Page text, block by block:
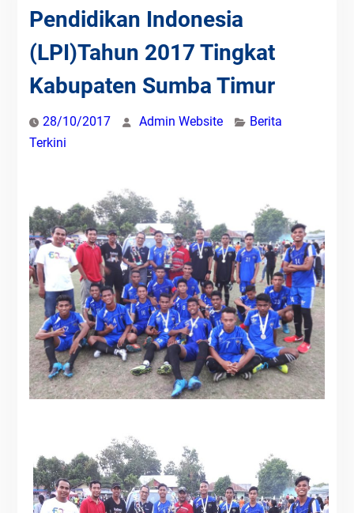
Pendidikan Indonesia
(LPI)Tahun 2017 Tingkat
Kabupaten Sumba Timur
28/10/2017 Admin Website
Berita
Terkini